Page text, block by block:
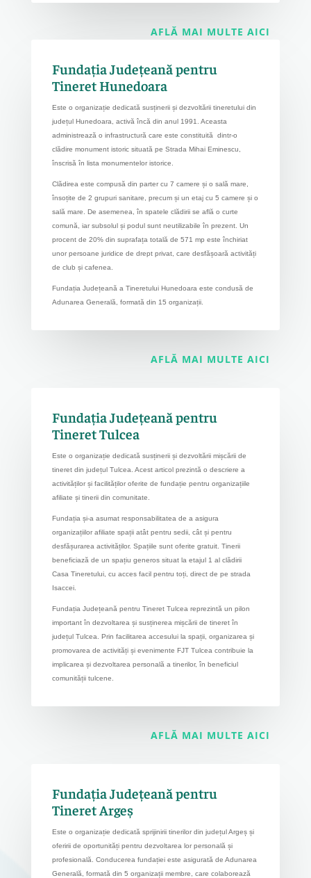
AFLĂ MAI MULTE AICI
Fundația Județeană pentru
Tineret Hunedoara
Este o organizație dedicată susținerii și dezvoltării tineretului din
județul Hunedoara, activă încă din anul 1991. Aceasta
administrează o infrastructură care este constituită dintr-o
clădire monument istoric situată pe Strada Mihai Eminescu,
înscrisă în lista monumentelor istorice.
Clădirea este compusă din parter cu 7 camere și o sală mare,
însoțite de 2 grupuri sanitare, precum și un etaj cu 5 camere și o
sală mare. De asemenea, în spatele clădirii se află o curte
comună, iar subsolul și podul sunt neutilizabile în prezent. Un
procent de 20% din suprafața totală de 571 mp este închiriat
unor persoane juridice de drept privat, care desfășoară activități
de club și cafenea.
Fundația Județeană a Tineretului Hunedoara este condusă de
Adunarea Generală, formată din 15 organizații.
AFLĂ MAI MULTE AICI
Fundația Județeană pentru
Tineret Tulcea
Este o organizație dedicată susținerii și dezvoltării mișcării de
tineret din județul Tulcea. Acest articol prezintă o descriere a
activităților și facilităților oferite de fundație pentru organizațiile
afiliate și tinerii din comunitate.
Fundația și-a asumat responsabilitatea de a asigura
organizațiilor afiliate spații atât pentru sedii, cât și pentru
desfășurarea activităților. Spațiile sunt oferite gratuit. Tinerii
beneficiază de un spațiu generos situat la etajul 1 al clădirii
Casa Tineretului, cu acces facil pentru toți, direct de pe strada
Isaccei.
Fundația Județeană pentru Tineret Tulcea reprezintă un pilon
important în dezvoltarea și susținerea mișcării de tineret în
județul Tulcea. Prin facilitarea accesului la spații, organizarea și
promovarea de activități și evenimente FJT Tulcea contribuie la
implicarea și dezvoltarea personală a tinerilor, în beneficiul
comunității tulcene.
AFLĂ MAI MULTE AICI
Fundația Județeană pentru
Tineret Argeș
Este o organizație dedicată sprijinirii tinerilor din județul Argeș și
oferirii de oportunități pentru dezvoltarea lor personală și
profesională. Conducerea fundației este asigurată de Adunarea
Generală, formată din 5 organizații membre, care colaborează